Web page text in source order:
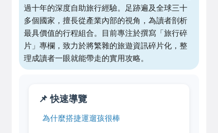
過十年的深度自助旅行經驗。足跡遍及全球三十
多個國家，擅長從產業內部的視角，為讀者剖析
最具價值的行程組合。目前專注於撰寫「旅行碎
片」專欄，致力於將繁雜的旅遊資訊碎片化，整
理成讀者一眼就能帶走的實用攻略。
📌 快速導覽
為什麼搭捷運遛孩很棒